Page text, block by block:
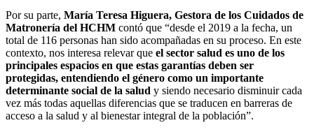
Por su parte, María Teresa Higuera, Gestora de los Cuidados de
Matronería del HCHM contó que “desde el 2019 a la fecha, un
total de 116 personas han sido acompañadas en su proceso. En este
contexto, nos interesa relevar que el sector salud es uno de los
principales espacios en que estas garantías deben ser
protegidas, entendiendo el género como un importante
determinante social de la salud y siendo necesario disminuir cada
vez más todas aquellas diferencias que se traducen en barreras de
acceso a la salud y al bienestar integral de la población”.